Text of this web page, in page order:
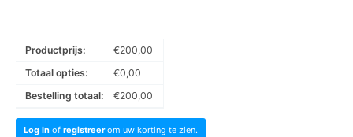
Productprijs: €200,00
Totaal opties:
€0,00
Bestelling totaal:
€200,00
Log in of registreerom uw korting te zien.